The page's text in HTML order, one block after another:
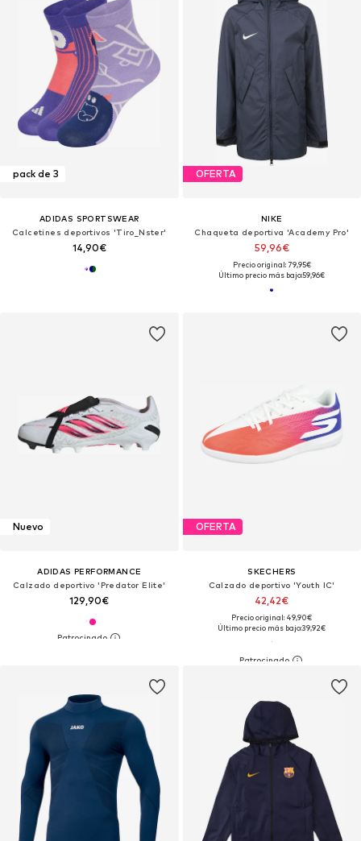
pack de 3
ADIDAS SPORTSWEAR
Calcetines deportivos 'Tiro_Nster'
14,90€
OFERTA
NIKE
Chaqueta deportiva 'Academy Pro'
59,96€
Precio original: 79,95€
Último precio más bajo:59,96€
Nuevo
ADIDAS PERFORMANCE
Calzado deportivo 'Predator Elite'
129,90€
OFERTA
SKECHERS
Calzado deportivo 'Youth IC'
42,42€
Precio original: 49,90€
Último precio más bajo:39,92€